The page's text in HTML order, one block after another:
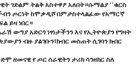
ገድልም ትልቅ አስተዋፆ አለበት።ሱማልያ ''ቁርስ
ጦርነት ከሞቃዲሾ በምታስተላልፈው የአማርኛ
ይዛ ነበር።
ውግያ አድርጎ ነፃነታችንን እና የኢትዮጵያን የግዛት
ብዙ ያልገቡን፣ክብር መስጠት ሲገባን ክብር
ዘመናዊ የ ጦር ሰራዊትን ታሪክ ሳንዘክር ስለ